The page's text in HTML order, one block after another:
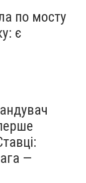
по мосту
є
—